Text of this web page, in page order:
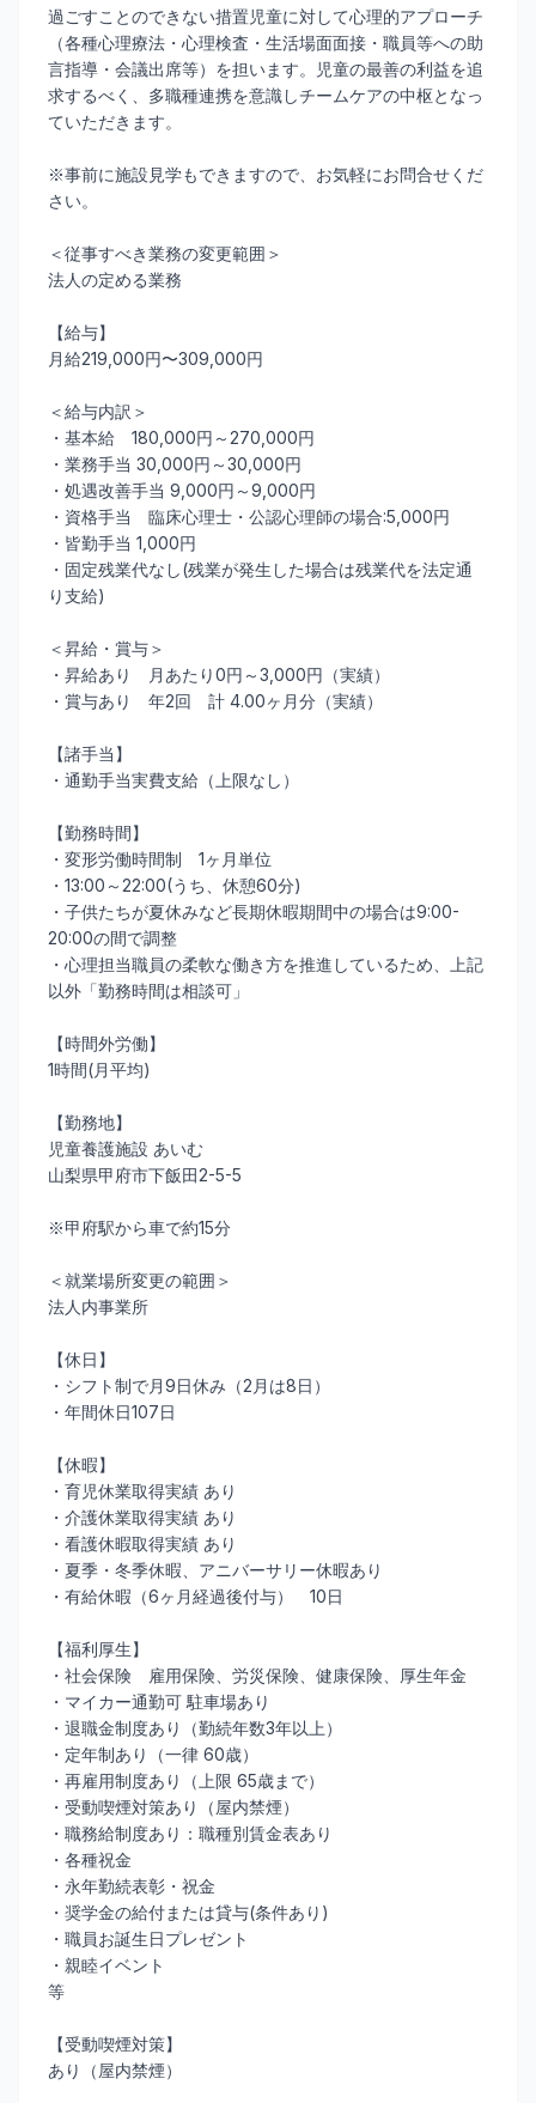
過ごすことのできない措置児童に対して心理的アプローチ
（各種心理療法・心理検査・生活場面面接・職員等への助
言指導・会議出席等）を担います。児童の最善の利益を追
求するべく、多職種連携を意識しチームケアの中枢となっ
ていただきます。
※事前に施設見学もできますので、お気軽にお問合せくだ
さい。
＜従事すべき業務の変更範囲＞
法人の定める業務
【給与】
月給219,000円〜309,000円
＜給与内訳＞
・基本給 180,000円～270,000円
・業務手当 30,000円～30,000円
・処遇改善手当 9,000円～9,000円
・資格手当 臨床心理士・公認心理師の場合:5,000円
・皆勤手当 1,000円
・固定残業代なし(残業が発生した場合は残業代を法定通
り支給)
＜昇給・賞与＞
・昇給あり 月あたり0円～3,000円（実績）
・賞与あり 年2回 計 4.00ヶ月分（実績）
【諸手当】
・通勤手当実費支給（上限なし）
【勤務時間】
・変形労働時間制 1ヶ月単位
・13:00～22:00(うち、休憩60分)
・子供たちが夏休みなど長期休暇期間中の場合は9:00-
20:00の間で調整
・心理担当職員の柔軟な働き方を推進しているため、上記
以外「勤務時間は相談可」
【時間外労働】
1時間(月平均)
【勤務地】
児童養護施設 あいむ
山梨県甲府市下飯田2-5-5
※甲府駅から車で約15分
＜就業場所変更の範囲＞
法人内事業所
【休日】
・シフト制で月9日休み（2月は8日）
・年間休日107日
【休暇】
・育児休業取得実績 あり
・介護休業取得実績 あり
・看護休暇取得実績 あり
・夏季・冬季休暇、アニバーサリー休暇あり
・有給休暇（6ヶ月経過後付与） 10日
【福利厚生】
・社会保険 雇用保険、労災保険、健康保険、厚生年金
・マイカー通勤可 駐車場あり
・退職金制度あり（勤続年数3年以上）
・定年制あり（一律 60歳）
・再雇用制度あり（上限 65歳まで）
・受動喫煙対策あり（屋内禁煙）
・職務給制度あり：職種別賃金表あり
・各種祝金
・永年勤続表彰・祝金
・奨学金の給付または貸与(条件あり)
・職員お誕生日プレゼント
・親睦イベント
等
【受動喫煙対策】
あり（屋内禁煙）